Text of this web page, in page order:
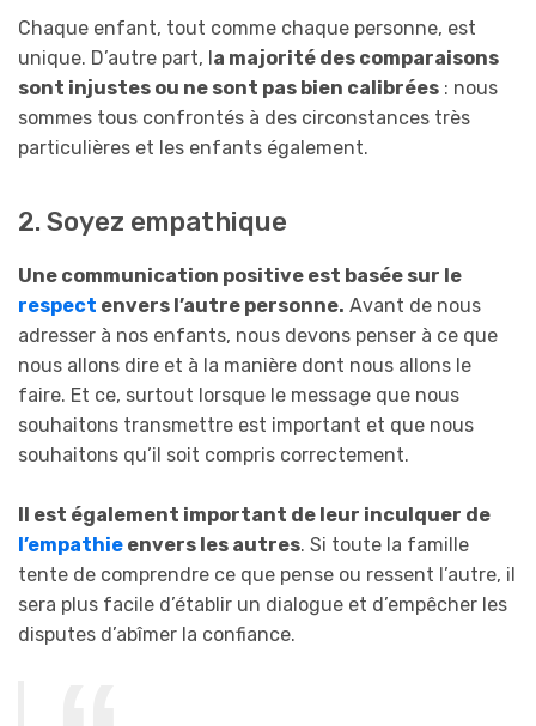
Chaque enfant, tout comme chaque personne, est
unique. D’autre part, la majorité des comparaisons
sont injustes ou ne sont pas bien calibrées : nous
sommes tous confrontés à des circonstances très
particulières et les enfants également.
2. Soyez empathique
Une communication positive est basée sur le
respect envers l’autre personne. Avant de nous
adresser à nos enfants, nous devons penser à ce que
nous allons dire et à la manière dont nous allons le
faire. Et ce, surtout lorsque le message que nous
souhaitons transmettre est important et que nous
souhaitons qu’il soit compris correctement.
Il est également important de leur inculquer de
l’empathie envers les autres. Si toute la famille
tente de comprendre ce que pense ou ressent l’autre, il
sera plus facile d’établir un dialogue et d’empêcher les
disputes d’abîmer la confiance.